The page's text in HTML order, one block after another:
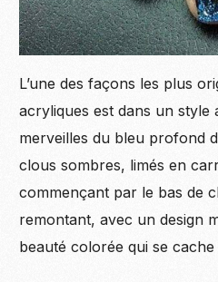
L’une des façons les plus
acryliques est dans un style
merveilles du bleu profond
clous sombres, limés en
commençant par le bas de
remontant, avec un design
beauté colorée qui se cache